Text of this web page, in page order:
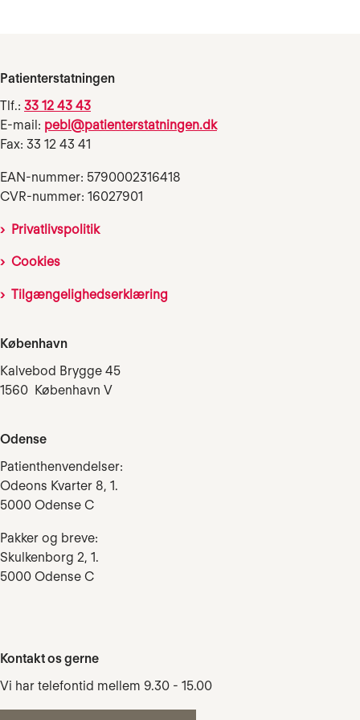
Patienterstatningen
Tlf.: 33 12 43 43
E-mail: pebl@patienterstatningen.dk
Fax: 33 12 43 41
EAN-nummer: 5790002316418
CVR-nummer: 16027901
Privatlivspolitik
Cookies
Tilgængelighedserklæring
København
Kalvebod Brygge 45
1560 København V
Odense
Patienthenvendelser:
Odeons Kvarter 8, 1.
5000 Odense C
Pakker og breve:
Skulkenborg 2, 1.
5000 Odense C
Kontakt os gerne
Vi har telefontid mellem 9.30 - 15.00